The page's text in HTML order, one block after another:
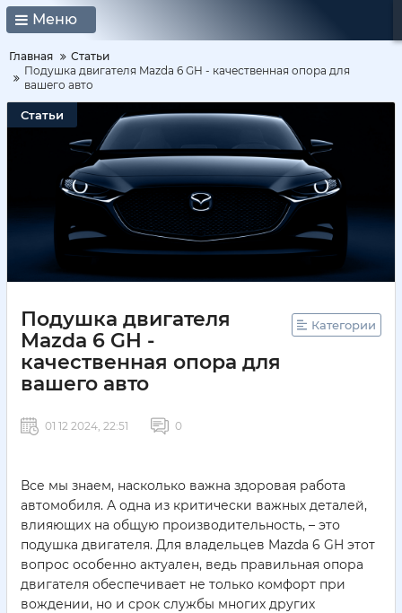
Меню
Главная
Статьи
Подушка двигателя Mazda 6 GH - качественная опора для
вашего авто
Статьи
Подушка двигателя
Mazda 6 GH -
качественная опора для
вашего авто
Категории
01 12 2024, 22:51 0
Все мы знаем, насколько важна здоровая работа
автомобиля. А одна из критически важных деталей,
влияющих на общую производительность, – это
подушка двигателя. Для владельцев Mazda 6 GH этот
вопрос особенно актуален, ведь правильная опора
двигателя обеспечивает не только комфорт при
вождении, но и срок службы многих других